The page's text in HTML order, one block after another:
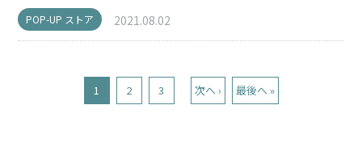
POP-UP ストア 2021.08.02
1 2 3 次へ › 最後へ »